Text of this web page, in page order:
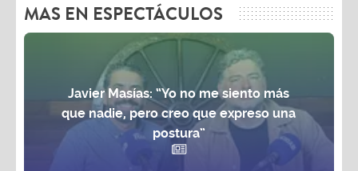
MAS EN ESPECTÁCULOS
Javier Masías: “Yo no me siento más
que nadie, pero creo que expreso una
postura”